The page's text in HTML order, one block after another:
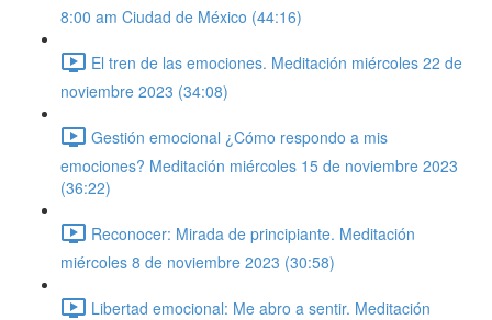
8:00 am Ciudad de México (44:16)
El tren de las emociones. Meditación miércoles 22 de
noviembre 2023 (34:08)
Gestión emocional ¿Cómo respondo a mis
emociones? Meditación miércoles 15 de noviembre 2023
(36:22)
Reconocer: Mirada de principiante. Meditación
miércoles 8 de noviembre 2023 (30:58)
Libertad emocional: Me abro a sentir. Meditación